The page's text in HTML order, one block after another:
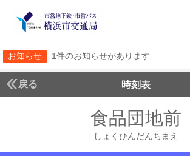
お知らせ 1件のお知らせがあります
戻る 時刻表
食品団地前
しょくひんだんちまえ